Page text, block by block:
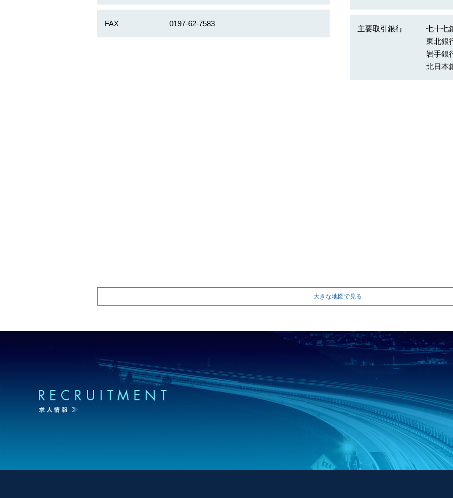
FAX 0197-62-7583
主要取引銀行
七十七
東北銀
岩手銀
北日本
大きな地図で見る